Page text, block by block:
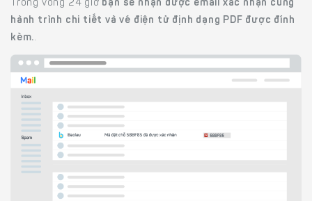
Trong vòng 24 giờ bạn sẽ nhận được email xác nhận cùng
hành trình chi tiết và vé điện tử định dạng PDF được đính
kèm..